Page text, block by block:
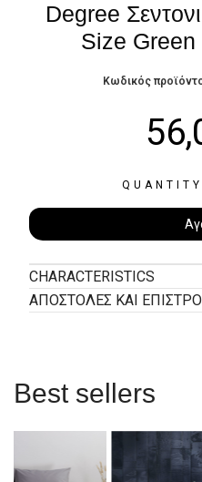
Degree
Size Green
Κωδικός
QUANTITY
CHARACTERISTICS
ΑΠΟΣΤΟΛΕΣ ΚΑΙ
Best sellers